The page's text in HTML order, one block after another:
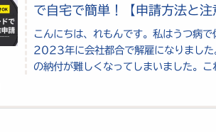
で自宅で簡単！【申請方法と注
こんにちは、れもんです。私はうつ病
2023年に会社都合で解雇になりました
の納付が難しくなってしまいました。こ